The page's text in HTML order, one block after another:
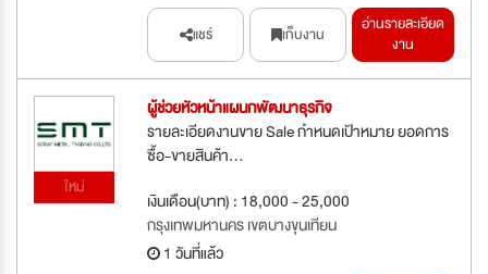
แชร์ เก็บงาน
อ่านรายละเอียด
งาน
ใหม่
ผู้ช่วยหัวหน้าแผนกพัฒนาธุรกิจ
รายละเอียดงานขาย Sale กำหนดเป้าหมาย ยอดการ
ซื้อ-ขายสินค้า...
เงินเดือน(บาท) : 18,000 - 25,000
กรุงเทพมหานคร เขตบางขุนเทียน
1 วันที่แล้ว